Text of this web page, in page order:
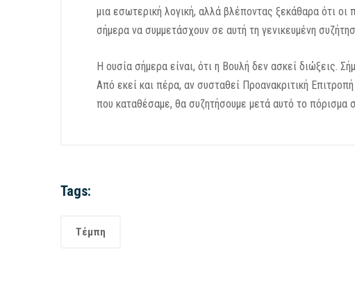
μια εσωτερική λογική, αλλά βλέποντας ξεκάθαρα ότι
σήμερα να συμμετάσχουν σε αυτή τη γενικευμένη
Η ουσία σήμερα είναι, ότι η Βουλή δεν ασκεί διώξεις.
Από εκεί και πέρα, αν συσταθεί Προανακριτική
που καταθέσαμε, θα συζητήσουμε μετά αυτό το πόρισμα
Tags:
Τέμπη